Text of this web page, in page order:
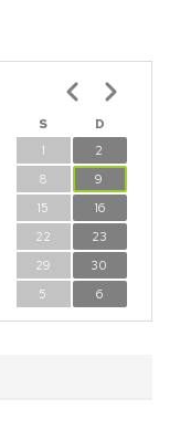
S
D
1
2
8
9
15
16
22
23
29
30
5 6
Paginación